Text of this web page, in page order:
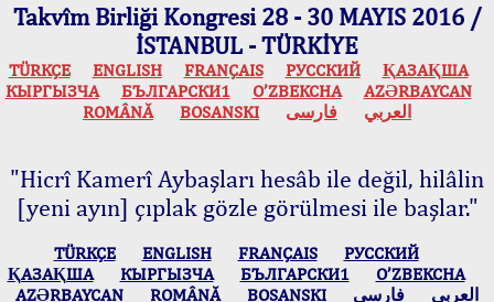
Takvîm Birliği Kongresi 28 - 30 MAYIS 2016 /
İSTANBUL - TÜRKİYE
TÜRKÇE ENGLISH FRANÇAIS РУССКИЙ
ҚАЗАҚША
КЫPГЫЗЧA
БЪЛГАРСКИ1 O’ZBEKCHA
AZӘRBAYCAN
ROMÂNĂ
BOSANSKI العربي فارسی
"Hicrî Kamerî Aybaşları hesâb ile değil, hilâlin
[yeni ayın] çıplak gözle görülmesi ile başlar."
TÜRKÇE ENGLISH FRANÇAIS
РУССКИЙ
ҚАЗАҚША
КЫPГЫЗЧA БЪЛГАРСКИ1
O’ZBEKCHA
AZӘRBAYCAN
ROMÂNĂ BOSANSKI العربي فارسی